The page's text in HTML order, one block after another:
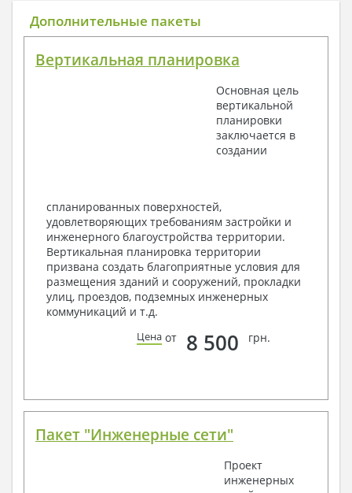
Общие данные по проекту
Поэтажные маркировочные планы с
Разрезы и состав конструкций
Фасады с ведомостью внешних отделок
Элементы проемов – спецификация
Ведомость перемычек – сечения и
Архитектурные узлы в конструкциях
2. Конструктивный раздел:
Общие данные по проекту
Схемы расположения и расчеты фундаментов
Элементы каркаса – схемы расположения
Схема расположения перекрытий
Опоры перекрытия на стены или Узлы
Элементы кровли – схемы расположения
3. Инженерный раздел (приобретается по желанию
за дополнительную плату):
Условные обозначения с общими данными
Дополнительные пакеты
Вертикальная планировка
Основная цель
вертикальной
планировки
заключается в
создании
спланированных поверхностей,
удовлетворяющих требованиям застройки и
инженерного благоустройства территории.
Вертикальная планировка территории
призвана создать благоприятные условия для
размещения зданий и сооружений, прокладки
улиц, проездов, подземных инженерных
коммуникаций и т.д.
Цена от 8 500 грн.
Пакет "Инженерные сети"
Проект
инженерных